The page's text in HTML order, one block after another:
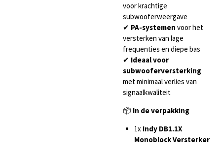
voor krachtige
subwooferweergave
✔ PA-systemen voor het
versterken van lage
frequenties en diepe bas
✔ Ideaal voor
subwooferversterking
met minimaal verlies van
signaalkwaliteit
📦 In de verpakking
1x Indy DB1.1X
Monoblock Versterker